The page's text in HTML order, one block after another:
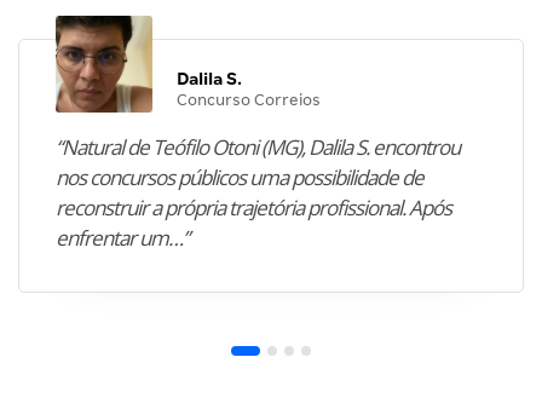
Dalila S.
Concurso Correios
“Natural de Teófilo Otoni (MG), Dalila S. encontrou
nos concursos públicos uma possibilidade de
reconstruir a própria trajetória profissional. Após
enfrentar um…”